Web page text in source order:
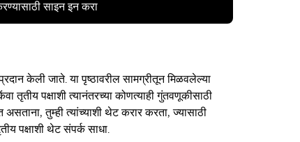
साइन इन करा
केली जाते. या पृष्ठावरील सामग्रीतून मिळवलेल्या
तृतीय पक्षाशी त्यानंतरच्या कोणत्याही गुंतवणूकीसाठी
असताना, तुम्ही त्यांच्याशी थेट करार करता, ज्यासाठी
पक्षाशी थेट संपर्क साधा.